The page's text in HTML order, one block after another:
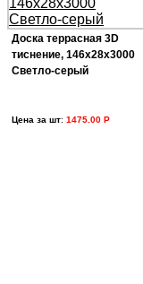
Доска террасная 3D
тиснение, 146х28х3000
Светло-серый
Цена за шт: 1475.00 Р